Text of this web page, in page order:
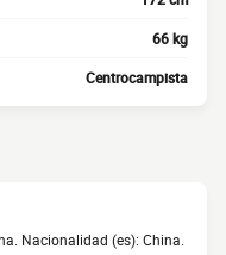
66 kg
Centrocampista
Nacionalidad (es): China.